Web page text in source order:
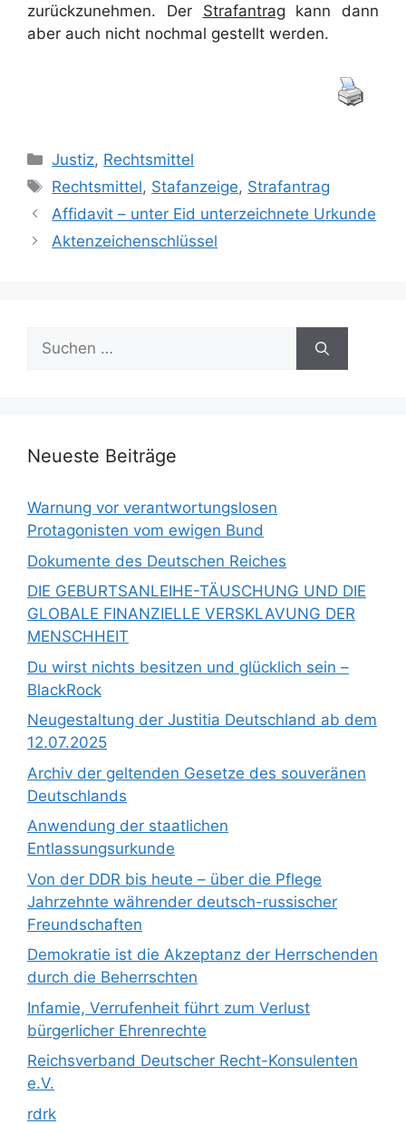
zurückzunehmen. Der Strafantrag kann dann
aber auch nicht nochmal gestellt werden.
Kategorien
Justiz, Rechtsmittel
Schlagwörter
Rechtsmittel, Stafanzeige, Strafantrag
Affidavit – unter Eid unterzeichnete Urkunde
Aktenzeichenschlüssel
Suchen
nach:
Neueste Beiträge
Warnung vor verantwortungslosen
Protagonisten vom ewigen Bund
Dokumente des Deutschen Reiches
DIE GEBURTSANLEIHE-TÄUSCHUNG UND DIE
GLOBALE FINANZIELLE VERSKLAVUNG DER
MENSCHHEIT
Du wirst nichts besitzen und glücklich sein –
BlackRock
Neugestaltung der Justitia Deutschland ab dem
12.07.2025
Archiv der geltenden Gesetze des souveränen
Deutschlands
Anwendung der staatlichen
Entlassungsurkunde
Von der DDR bis heute – über die Pflege
Jahrzehnte währender deutsch-russischer
Freundschaften
Demokratie ist die Akzeptanz der Herrschenden
durch die Beherrschten
Infamie, Verrufenheit führt zum Verlust
bürgerlicher Ehrenrechte
Reichsverband Deutscher Recht-Konsulenten
e.V.
rdrk